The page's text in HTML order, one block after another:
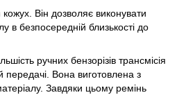
Він дозволяє виконувати
в безпосередній близькості до
ручних бензорізів трансмісія
Вона виготовлена з
Завдяки цьому ремінь